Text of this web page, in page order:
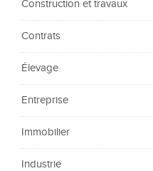
Construction et travaux
Contrats
Élevage
Entreprise
Immobilier
Industrie